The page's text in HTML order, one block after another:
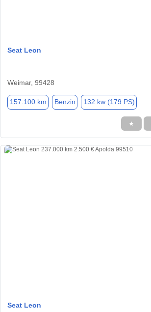
Seat Leon
Weimar, 99428
157.100 km Benzin 132 kw (179 PS)
★
Seat Leon